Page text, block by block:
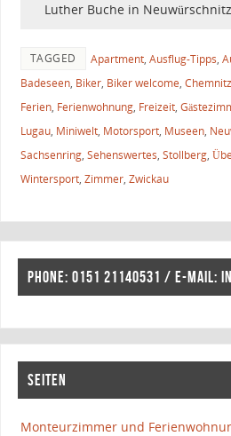
Luther Buche in Neuwürschnitz
TAGGED Apartment, Ausflug-Tipps,
Badeseen, Biker, Biker welcome, Chemnitz
Ferien, Ferienwohnung, Freizeit,
Lugau, Miniwelt, Motorsport, Museen,
Sachsenring, Sehenswertes, Stollberg,
Wintersport, Zimmer, Zwickau
PHONE: 0151 21140531 / E-MAIL:
SEITEN
Monteurzimmer und